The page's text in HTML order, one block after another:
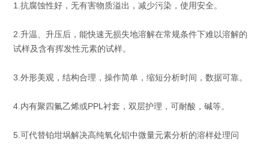
1.抗腐蚀性好，无有害物质溢出，减少污染，使用安全。
2.升温、升压后，能快速无损失地溶解在常规条件下难以溶解的
试样及含有挥发性元素的试样。
3.外形美观，结构合理，操作简单，缩短分析时间，数据可靠。
4.内有聚四氟乙烯或PPL衬套，双层护理，可耐酸，碱等。
5.可代替铂坩埚解决高纯氧化铝中微量元素分析的溶样处理问